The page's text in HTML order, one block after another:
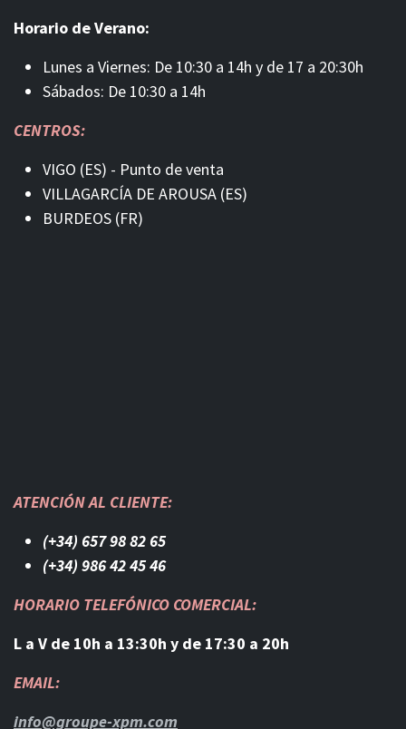
Horario de Verano:
Lunes a Viernes: De 10:30 a 14h y de 17 a 20:30h
Sábados: De 10:30 a 14h
CENTROS:
VIGO (ES) - Punto de venta
VILLAGARCÍA DE AROUSA (ES)
BURDEOS (FR)
ATENCIÓN AL CLIENTE:
(+34) 657 98 82 65
(+34) 986 42 45 46​
HORARIO TELEFÓNICO COMERCIAL:
L a V de 10h a 13:30h y de 17:30 a 20h
EMAIL:
info@groupe-xpm.com